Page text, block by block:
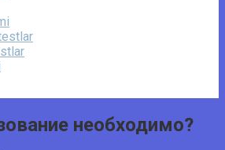
необходимо?